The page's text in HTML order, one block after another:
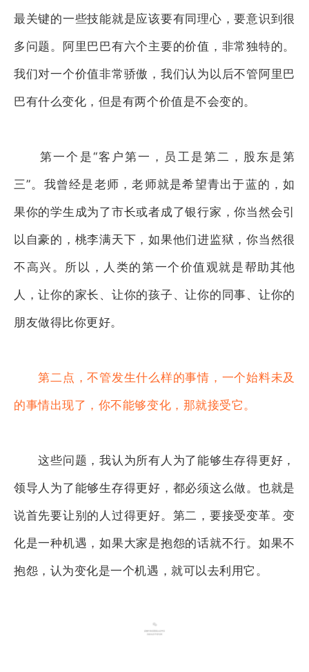
最关键的一些技能就是应该要有同理心，要意识到很
多问题。阿里巴巴有六个主要的价值，非常独特的。
我们对一个价值非常骄傲，我们认为以后不管阿里巴
巴有什么变化，但是有两个价值是不会变的。
第一个是“客户第一，员工是第二，股东是第
三”。我曾经是老师，老师就是希望青出于蓝的，如
果你的学生成为了市长或者成了银行家，你当然会引
以自豪的，桃李满天下，如果他们进监狱，你当然很
不高兴。所以，人类的第一个价值观就是帮助其他
人，让你的家长、让你的孩子、让你的同事、让你的
朋友做得比你更好。
第二点，不管发生什么样的事情，一个始料未及
的事情出现了，你不能够变化，那就接受它。
这些问题，我认为所有人为了能够生存得更好，
领导人为了能够生存得更好，都必须这么做。也就是
说首先要让别的人过得更好。第二，要接受变革。变
化是一种机遇，如果大家是抱怨的话就不行。如果不
抱怨，认为变化是一个机遇，就可以去利用它。